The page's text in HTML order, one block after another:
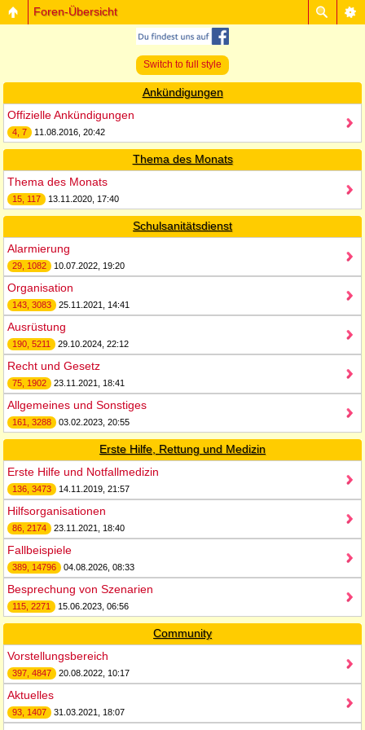
Foren-Übersicht
Switch to full style
Ankündigungen
Offizielle Ankündigungen
4, 7 11.08.2016, 20:42
Thema des Monats
Thema des Monats
15, 117 13.11.2020, 17:40
Schulsanitätsdienst
Alarmierung
29, 1082 10.07.2022, 19:20
Organisation
143, 3083 25.11.2021, 14:41
Ausrüstung
190, 5211 29.10.2024, 22:12
Recht und Gesetz
75, 1902 23.11.2021, 18:41
Allgemeines und Sonstiges
161, 3288 03.02.2023, 20:55
Erste Hilfe, Rettung und Medizin
Erste Hilfe und Notfallmedizin
136, 3473 14.11.2019, 21:57
Hilfsorganisationen
86, 2174 23.11.2021, 18:40
Fallbeispiele
389, 14796 04.08.2026, 08:33
Besprechung von Szenarien
115, 2271 15.06.2023, 06:56
Community
Vorstellungsbereich
397, 4847 20.08.2022, 10:17
Aktuelles
93, 1407 31.03.2021, 18:07